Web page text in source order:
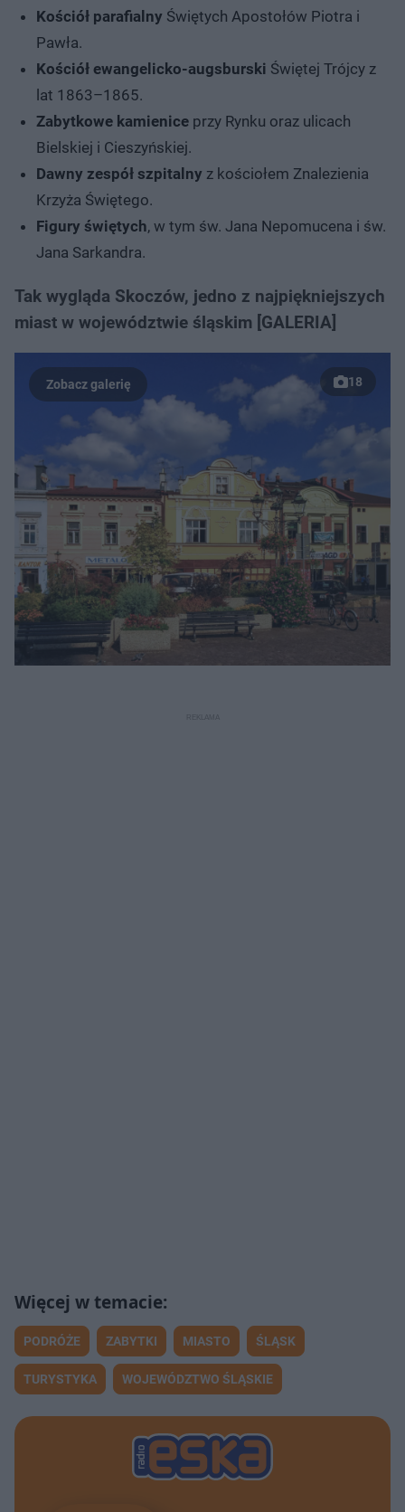
Kościół parafialny Świętych Apostołów Piotra i
Pawła.
Kościół ewangelicko-augsburski Świętej Trójcy z
lat 1863–1865.
Zabytkowe kamienice przy Rynku oraz ulicach
Bielskiej i Cieszyńskiej.
Dawny zespół szpitalny z kościołem Znalezienia
Krzyża Świętego.
Figury świętych, w tym św. Jana Nepomucena i św.
Jana Sarkandra.
Tak wygląda Skoczów, jedno z najpiękniejszych
miast w województwie śląskim [GALERIA]
18
PODRÓŻE ZABYTKI MIASTO ŚLĄSK
TURYSTYKA WOJEWÓDZTWO ŚLĄSKIE